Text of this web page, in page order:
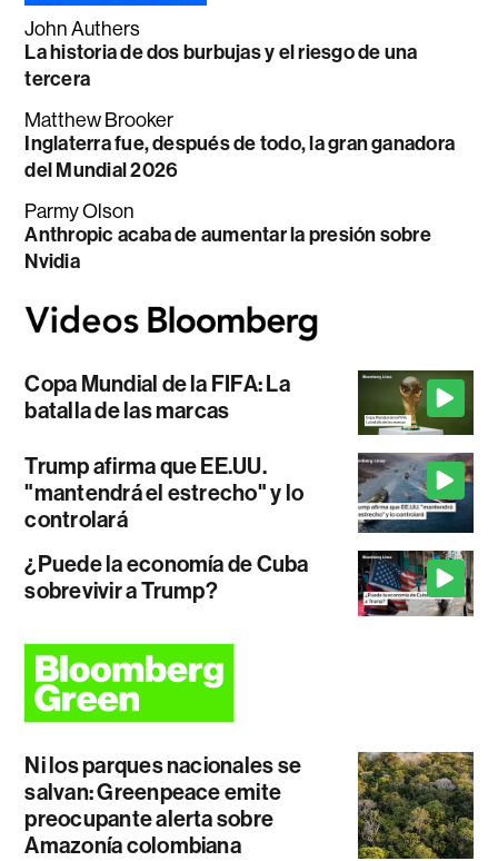
John Authers
La historia de dos burbujas y el riesgo de una
tercera
Matthew Brooker
Inglaterra fue, después de todo, la gran ganadora
del Mundial 2026
Parmy Olson
Anthropic acaba de aumentar la presión sobre
Nvidia
Copa Mundial de la FIFA: La
batalla de las marcas
Trump afirma que EE.UU.
"mantendrá el estrecho" y lo
controlará
¿Puede la economía de Cuba
sobrevivir a Trump?
Ni los parques nacionales se
salvan: Greenpeace emite
preocupante alerta sobre
Amazonía colombiana